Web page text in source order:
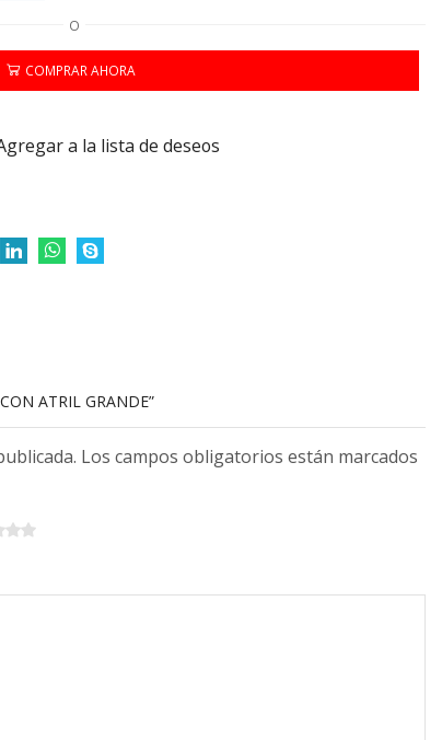
O
COMPRAR AHORA
a la lista de deseos
ATRIL GRANDE”
Los campos obligatorios están marcados